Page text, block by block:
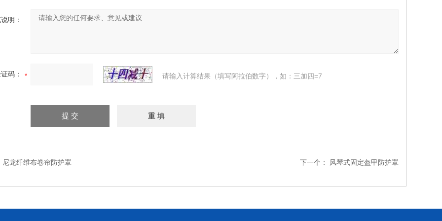
明：
码： 请输入计算结果（填写阿拉伯数字），如：三加四=7
尼龙纤维布卷帘防护罩 下一个： 风琴式固定盔甲防护罩